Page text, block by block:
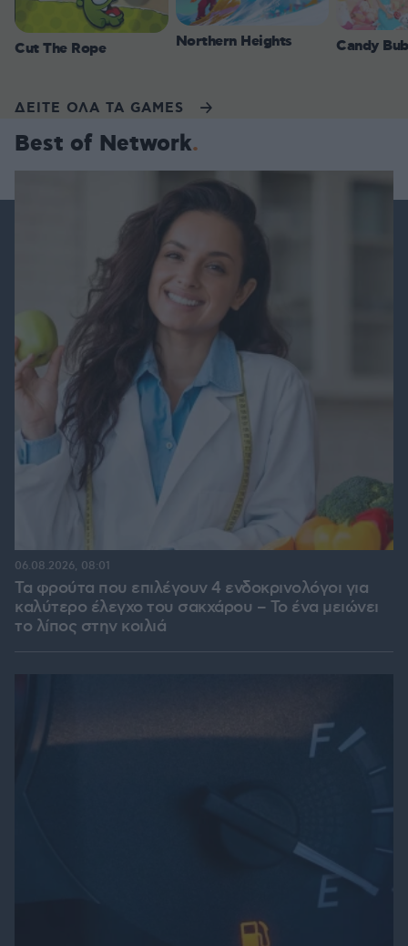
Cut The Rope Northern Heights Candy
ΔΕΙΤΕ ΟΛΑ ΤΑ GAMES
Best of Network
Τα φρούτα που επιλέγουν 4 ενδοκρινολόγοι για
καλύτερο έλεγχο του σακχάρου – Το ένα μειώνει
το λίπος στην κοιλιά
06.08.2026, 08:01